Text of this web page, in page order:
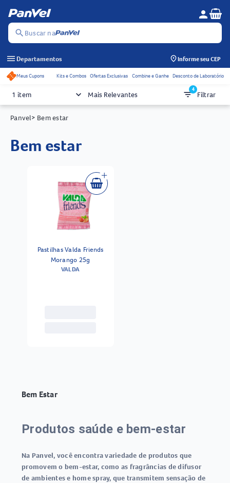
search Buscar na
Menu do
person
menu Departamentos Informe seu CEP
Acessos rápidos do cabeçalho
Meus Cupons Kits e Combos Ofertas Exclusivas Combine e Ganhe Desconto de Laboratório
1 item keyboard_arrow_down Mais Relevantes filter_list4
Filtrar
Panvel> Bem estar
bem estar
Pastilhas Valda Friends
Morango 25g
VALDA
Bem Estar
Produtos saúde e bem-estar
Na Panvel, você encontra variedade de produtos que
promovem o bem-estar, como as fragrâncias de difusor
de ambientes e home spray, que transmitem sensação de